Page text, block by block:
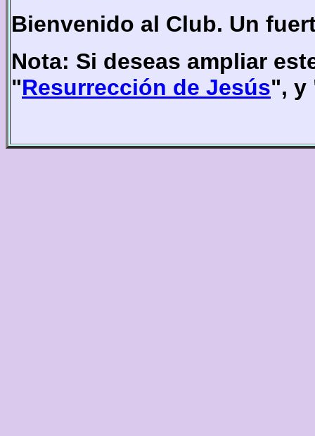
Bienvenido al Club. Un
Nota: Si deseas ampliar
"Resurrección de Jesús", y